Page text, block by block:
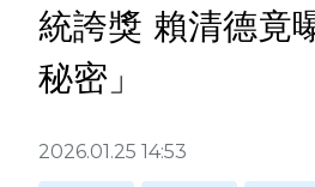
統誇獎 賴清德竟
秘密」
2026.01.25 14:53